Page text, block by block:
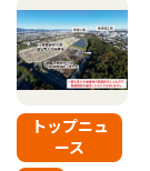
トップニュ
ース